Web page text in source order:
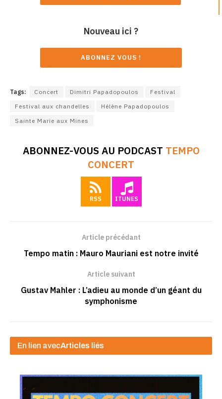
Nouveau ici ?
ABONNEZ VOUS !
Tags: Concert Dimitri Papadopoulos
Festival
Festival aux chandelles
Hélène Papadopoulos
Sainte Marie aux Mines
ABONNEZ-VOUS AU PODCAST TEMPO
CONCERT
RSS ITUNES
Article précédant
Tempo matin : Mauro Mauriani est notre invité
Article suivant
Gustav Mahler : L’adieu au monde d’un géant du
symphonisme
En lien avecArticles liés